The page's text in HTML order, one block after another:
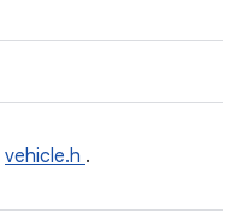
vehicle.h .